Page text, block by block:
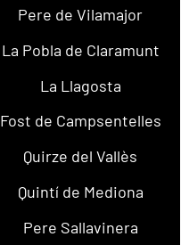
Pere de Vilamajor
La Pobla de Claramunt
La Llagosta
Fost de Campsentelles
Quirze del Vallès
Quintí de Mediona
Pere Sallavinera